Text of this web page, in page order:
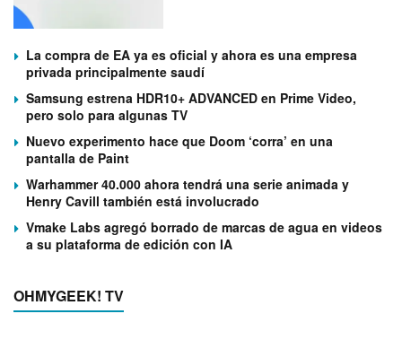
La compra de EA ya es oficial y ahora es una empresa
privada principalmente saudí
Samsung estrena HDR10+ ADVANCED en Prime Video,
pero solo para algunas TV
Nuevo experimento hace que Doom ‘corra’ en una
pantalla de Paint
Warhammer 40.000 ahora tendrá una serie animada y
Henry Cavill también está involucrado
Vmake Labs agregó borrado de marcas de agua en videos
a su plataforma de edición con IA
OHMYGEEK! TV